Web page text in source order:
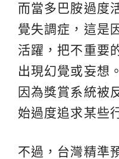
而當多巴胺過度
覺失調症，這是
活躍，把不重要
出現幻覺或妄想
因為獎賞系統被
始過度追求某些
不過，台灣精準